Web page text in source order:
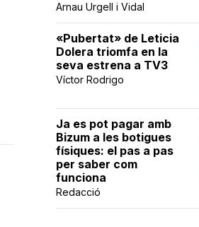
Arnau Urgell i Vidal
«Pubertat» de Leticia
Dolera triomfa en la
seva estrena a TV3
Víctor Rodrigo
Ja es pot pagar amb
Bizum a les botigues
físiques: el pas a pas
per saber com
funciona
Redacció